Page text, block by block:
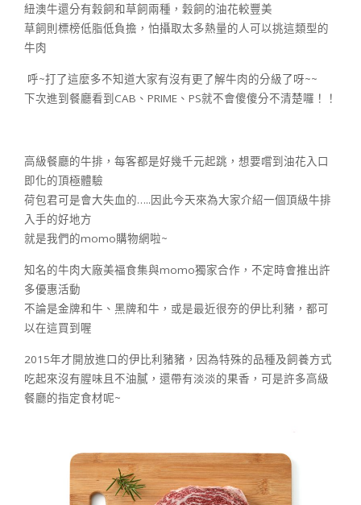
紐澳牛還分有穀飼和草飼兩種，穀飼的油花較豐美
草飼則標榜低脂低負擔，怕攝取太多熱量的人可以挑這類型的
牛肉
呼~打了這麼多不知道大家有沒有更了解牛肉的分級了呀~~
下次進到餐廳看到CAB、PRIME、PS就不會傻傻分不清楚囉！！
高級餐廳的牛排，每客都是好幾千元起跳，想要嚐到油花入口
即化的頂極體驗
荷包君可是會大失血的…..因此今天來為大家介紹一個頂級牛排
入手的好地方
就是我們的momo購物網啦~
知名的牛肉大廠美福食集與momo獨家合作，不定時會推出許
多優惠活動
不論是金牌和牛、黑牌和牛，或是最近很夯的伊比利豬，都可
以在這買到喔
2015年才開放進口的伊比利豬豬，因為特殊的品種及飼養方式
吃起來沒有腥味且不油膩，還帶有淡淡的果香，可是許多高級
餐廳的指定食材呢~